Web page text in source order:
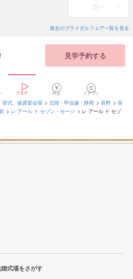
次へ
過去のブライダルフェア一覧を見る
見学予約する
フェア 料金 クチコミ
挙式、披露宴会場 北陸・甲信越・静岡 長野
長
レ アール ド セゾン・セージ
レ アール ド セゾ
式場をさがす